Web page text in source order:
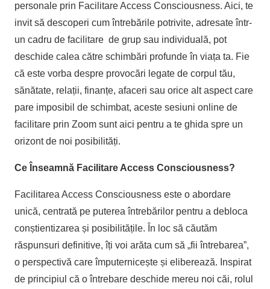
personale prin Facilitare Access Consciousness. Aici, te
invit să descoperi cum întrebările potrivite, adresate într-
un cadru de facilitare de grup sau individuală, pot
deschide calea către schimbări profunde în viața ta. Fie
că este vorba despre provocări legate de corpul tău,
sănătate, relații, finanțe, afaceri sau orice alt aspect care
pare imposibil de schimbat, aceste sesiuni online de
facilitare prin Zoom sunt aici pentru a te ghida spre un
orizont de noi posibilități.
Ce Înseamnă Facilitare Access Consciousness?
Facilitarea Access Consciousness este o abordare
unică, centrată pe puterea întrebărilor pentru a debloca
conștientizarea și posibilitățile. În loc să căutăm
răspunsuri definitive, îți voi arăta cum să „fii întrebarea”,
o perspectivă care împuternicește și eliberează. Inspirat
de principiul că o întrebare deschide mereu noi căi, rolul